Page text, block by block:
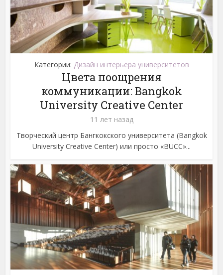
Категории: Дизайн интерьера университетов
Цвета поощрения
коммуникации: Bangkok
University Creative Center
11 лет назад
Творческий центр Бангкокского университета (Bangkok
University Creative Center) или просто «BUCC»...